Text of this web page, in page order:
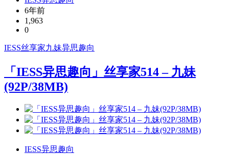
6年前
1,963
0
IESS丝享家九妹异思趣向
「IESS异思趣向」丝享家514 – 九妹
(92P/38MB)
IESS异思趣向